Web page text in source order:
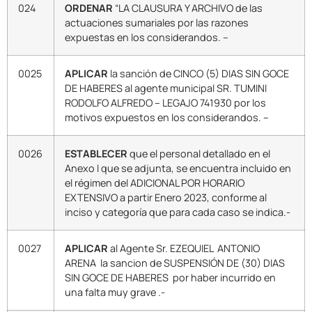
024 ORDENAR “LA CLAUSURA Y ARCHIVO de las
actuaciones sumariales por las razones
expuestas en los considerandos. –
0025 APLICAR la sanción de CINCO (5) DIAS SIN GOCE
DE HABERES al agente municipal SR. TUMINI
RODOLFO ALFREDO – LEGAJO 741930 por los
motivos expuestos en los considerandos. –
0026 ESTABLECER que el personal detallado en el
Anexo I que se adjunta, se encuentra incluido en
el régimen del ADICIONAL POR HORARIO
EXTENSIVO a partir Enero 2023, conforme al
inciso y categoría que para cada caso se indica.-
0027 APLICAR al Agente Sr. EZEQUIEL ANTONIO
ARENA la sancion de SUSPENSIÓN DE (30) DIAS
SIN GOCE DE HABERES por haber incurrido en
una falta muy grave .-